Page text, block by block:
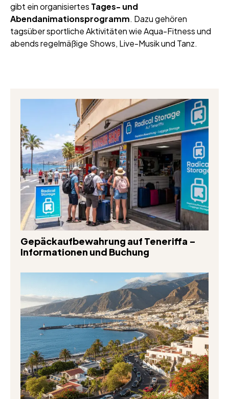
gibt ein organisiertes Tages- und
Abendanimationsprogramm. Dazu gehören
tagsüber sportliche Aktivitäten wie Aqua-Fitness und
abends regelmäßige Shows, Live-Musik und Tanz.
Gepäckaufbewahrung auf Teneriffa –
Informationen und Buchung